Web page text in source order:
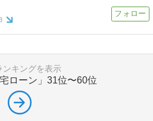
ンキングを表示
ローン」 31位〜60位